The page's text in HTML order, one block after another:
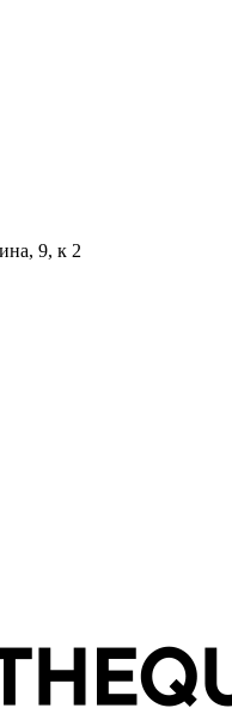
9, к 2